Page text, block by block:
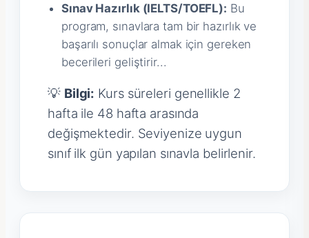
Sınav Hazırlık (IELTS/TOEFL): Bu
program, sınavlara tam bir hazırlık ve
başarılı sonuçlar almak için gereken
becerileri geliştirir...
💡 Bilgi: Kurs süreleri genellikle 2
hafta ile 48 hafta arasında
değişmektedir. Seviyenize uygun
sınıf ilk gün yapılan sınavla belirlenir.